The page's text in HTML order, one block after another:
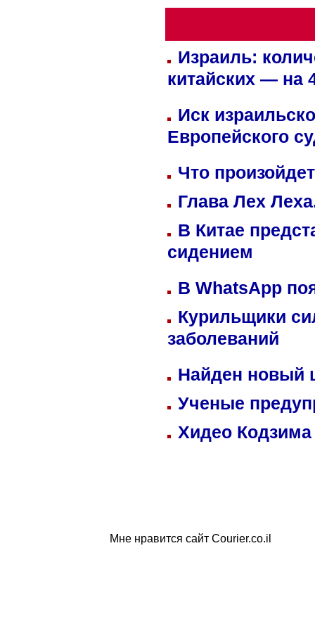
Израиль:
китайских — на
Иск
Европейского
Что
Глава Лех
В Китае
сидением
В WhatsApp
Курильщики
заболеваний
Найден
Ученые
Хидео
Мне нравится сайт Courier.co.il